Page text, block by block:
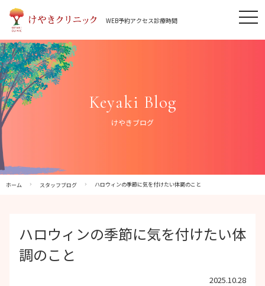
Skip
content
WEB予約アクセス診療時間
Keyaki Blog
けやきブログ
ホーム スタッフブログ ハロウィンの季節に気を付けたい体調のこと
ハロウィンの季節に気を付けたい体
調のこと
2025.10.28